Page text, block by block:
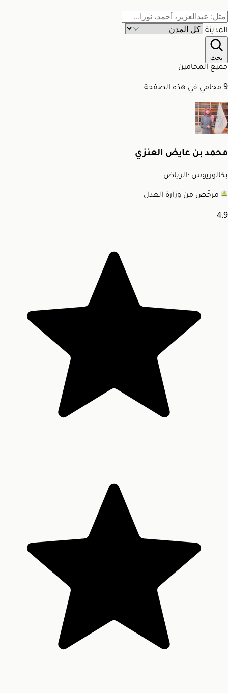
المدينة
بحث
جميع المحامين
9 محامي في هذه الصفحة
محمد بن عايض العنزي
بكالوريوس ·الرياض
مرخّص من وزارة العدل
4.9